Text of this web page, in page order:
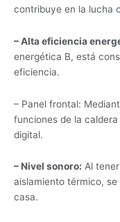
contribuye en la lucha
– Alta eficiencia
energética B, está
eficiencia.
– Panel frontal:
funciones de la
digital.
– Nivel sonoro: Al
aislamiento térmico,
casa.